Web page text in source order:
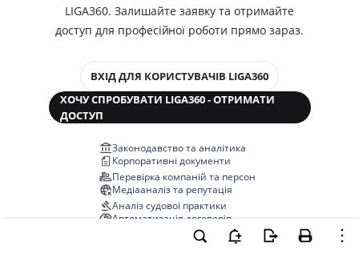
LIGA360. Залишайте заявку та отримайте
доступ для професійної роботи прямо зараз.
ВХІД ДЛЯ КОРИСТУВАЧІВ LIGA360
ХОЧУ СПРОБУВАТИ LIGA360 - ОТРИМАТИ
ДОСТУП
Законодавство та аналітика
Корпоративні документи
Перевірка компаній та персон
Медіааналіз та репутація
Аналіз судової практики
Автоматизація договорів